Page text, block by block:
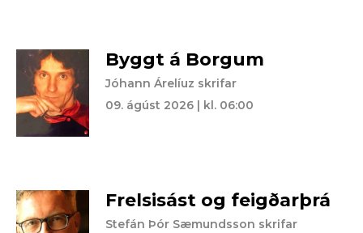
Byggt á Borgum
Jóhann Árelíuz skrifar
09. ágúst 2026 | kl. 06:00
Frelsisást og feigðarþrá
Stefán Þór Sæmundsson skrifar